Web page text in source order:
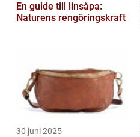
En guide till linsåpa:
Naturens rengöringskraft
30 juni 2025